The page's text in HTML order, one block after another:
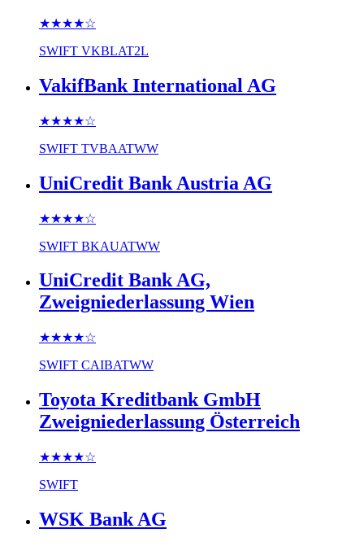
★★★★☆
SWIFT VKBLAT2L
VakifBank International AG
★★★★☆
SWIFT TVBAATWW
UniCredit Bank Austria AG
★★★★☆
SWIFT BKAUATWW
UniCredit Bank AG,
Zweigniederlassung Wien
★★★★☆
SWIFT CAIBATWW
Toyota Kreditbank GmbH
Zweigniederlassung Österreich
★★★★☆
SWIFT
WSK Bank AG